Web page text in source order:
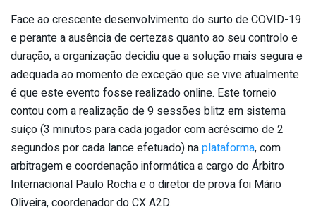
Face ao crescente desenvolvimento do surto de COVID-19
e perante a ausência de certezas quanto ao seu controlo e
duração, a organização decidiu que a solução mais segura e
adequada ao momento de exceção que se vive atualmente
é que este evento fosse realizado online. Este torneio
contou com a realização de 9 sessões blitz em sistema
suíço (3 minutos para cada jogador com acréscimo de 2
segundos por cada lance efetuado) naplataforma, com
arbitragem e coordenação informática a cargo do Árbitro
Internacional Paulo Rocha e o diretor de prova foi Mário
Oliveira, coordenador do CX A2D.